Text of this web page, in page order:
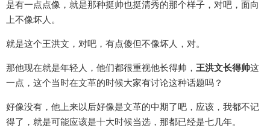
是有一点点像，就是那种挺帅也挺清秀的那个样子，对吧，面向
上不像坏人。
就是这个王洪文，对吧，有点傻但不像坏人，对。
那他现在就是年轻人，他们都很重视他长得帅， 王洪文长得帅这
一点，这个当时在文革的时候大家有讨论这种话题吗？
好像没有，他上来以后好像是文革的中期了吧，应该，我都不记
得了，就是可能应该是十大时候当选，那都已经是七几年。